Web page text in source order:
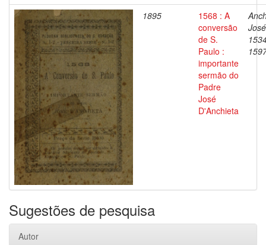
1895
1568 : A
conversão
de S.
Paulo :
importante
sermão do
Padre
José
D'Anchieta
Sugestões de pesquisa
Autor